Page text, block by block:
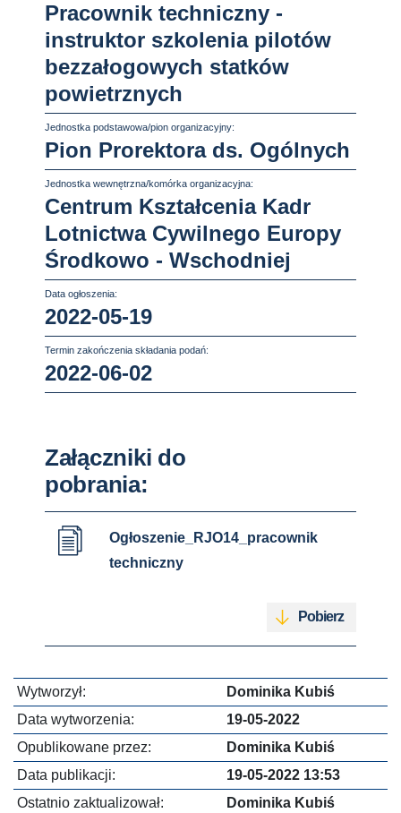
Pracownik techniczny -
instruktor szkolenia pilotów
bezzałogowych statków
powietrznych
Jednostka podstawowa/pion organizacyjny:
Pion Prorektora ds. Ogólnych
Jednostka wewnętrzna/komórka organizacyjna:
Centrum Kształcenia Kadr
Lotnictwa Cywilnego Europy
Środkowo - Wschodniej
Data ogłoszenia:
2022-05-19
Termin zakończenia składania podań:
2022-06-02
Załączniki do
pobrania:
Ogłoszenie_RJO14_pracownik
techniczny
Pobierz
Wytworzył:
Dominika Kubiś
Data wytworzenia:
19-05-2022
Opublikowane przez:
Dominika Kubiś
Data publikacji:
19-05-2022 13:53
Ostatnio zaktualizował:
Dominika Kubiś